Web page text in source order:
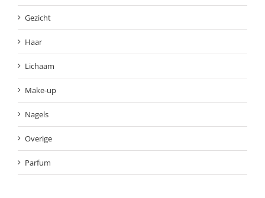
Gezicht
Haar
Lichaam
Make-up
Nagels
Overige
Parfum